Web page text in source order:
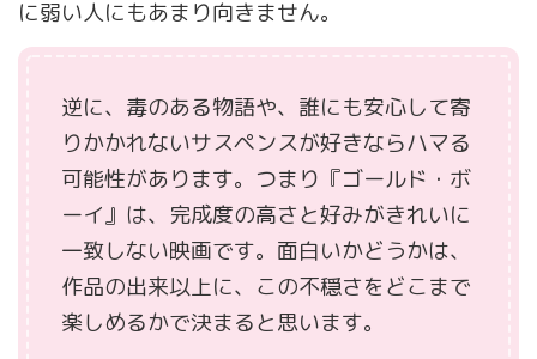
に弱い人にもあまり向きません。
逆に、毒のある物語や、誰にも安心して寄
りかかれないサスペンスが好きならハマる
可能性があります。つまり『ゴールド・ボ
ーイ』は、完成度の高さと好みがきれいに
一致しない映画です。面白いかどうかは、
作品の出来以上に、この不穏さをどこまで
楽しめるかで決まると思います。